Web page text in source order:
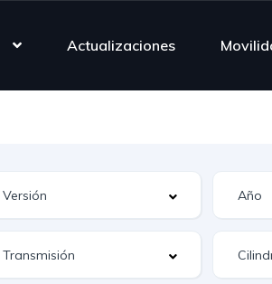
Actualizaciones